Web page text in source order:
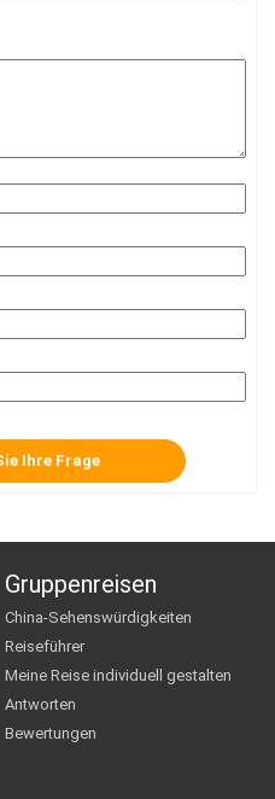
Gruppenreisen
China-Sehenswürdigkeiten
Reiseführer
Meine Reise individuell gestalten
Antworten
Bewertungen